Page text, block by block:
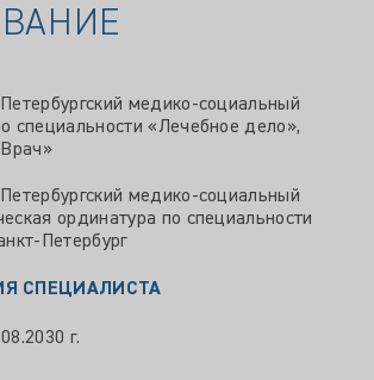
медико-социальный
специальности «Лечебное дело»,
медико-социальный
ординатура по специальности
Петербург
СПЕЦИАЛИСТА
г.